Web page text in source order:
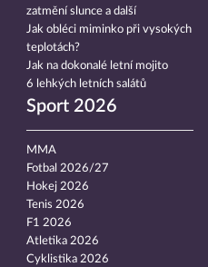
zatmění slunce a další
Jak obléci miminko při vysokých
teplotách?
Jak na dokonalé letní mojito
6 lehkých letních salátů
Sport 2026
MMA
Fotbal 2026/27
Hokej 2026
Tenis 2026
F1 2026
Atletika 2026
Cyklistika 2026